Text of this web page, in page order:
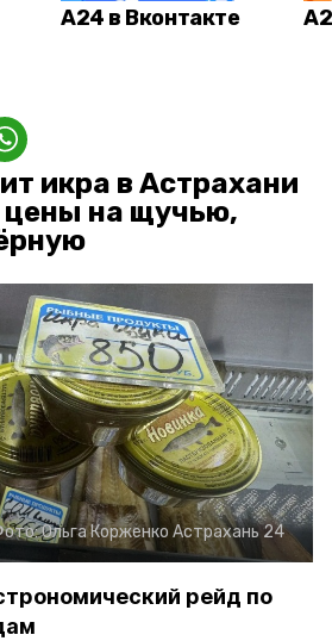
А24 в Вконтакте
икра в Астрахани
цены на щучью,
Ольга Корженко Астрахань 24
рейд по